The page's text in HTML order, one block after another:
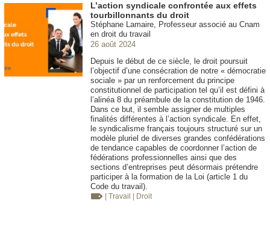
L’action syndicale confrontée aux effets
tourbillonnants du droit
Stéphane Lamaire, Professeur associé au Cnam
en droit du travail
26 août 2024
Depuis le début de ce siècle, le droit poursuit
l’objectif d’une consécration de notre « démocratie
sociale » par un renforcement du principe
constitutionnel de participation tel qu’il est défini à
l’alinéa 8 du préambule de la constitution de 1946.
Dans ce but, il semble assigner de multiples
finalités différentes à l’action syndicale. En effet,
le syndicalisme français toujours structuré sur un
modèle pluriel de diverses grandes confédérations
de tendance capables de coordonner l’action de
fédérations professionnelles ainsi que des
sections d’entreprises peut désormais prétendre
participer à la formation de la Loi (article 1 du
Code du travail).
| Travail | Droit